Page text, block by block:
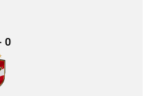
0